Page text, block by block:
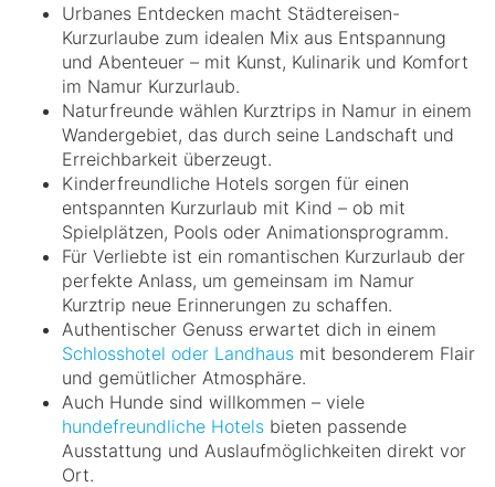
Urbanes Entdecken macht Städtereisen-
Kurzurlaube zum idealen Mix aus Entspannung
und Abenteuer – mit Kunst, Kulinarik und Komfort
im Namur Kurzurlaub.
Naturfreunde wählen Kurztrips in Namur in einem
Wandergebiet, das durch seine Landschaft und
Erreichbarkeit überzeugt.
Kinderfreundliche Hotels sorgen für einen
entspannten Kurzurlaub mit Kind – ob mit
Spielplätzen, Pools oder Animationsprogramm.
Für Verliebte ist ein romantischen Kurzurlaub der
perfekte Anlass, um gemeinsam im Namur
Kurztrip neue Erinnerungen zu schaffen.
Authentischer Genuss erwartet dich in einem
Schlosshotel oder Landhaus mit besonderem Flair
und gemütlicher Atmosphäre.
Auch Hunde sind willkommen – viele
hundefreundliche Hotels bieten passende
Ausstattung und Auslaufmöglichkeiten direkt vor
Ort.